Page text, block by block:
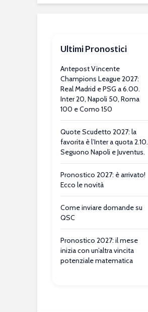
Ultimi Pronostici
Antepost Vincente
Champions League 2027:
Real Madrid e PSG a 6.00.
Inter 20, Napoli 50, Roma
100 e Como 150
Quote Scudetto 2027: la
favorita è l’Inter a quota 2.10.
Seguono Napoli e Juventus.
Pronostico 2027: è arrivato!
Ecco le novità
Come inviare domande su
QSC
Pronostico 2027: il mese
inizia con un’altra vincita
potenziale matematica